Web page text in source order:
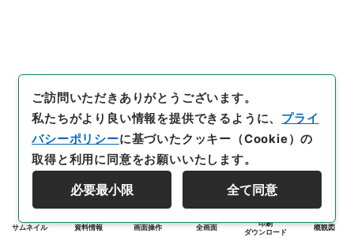
サムネイル 資料情報 画面操作 全画面
印刷
ダウンロード
概観図
ご訪問いただきありがとうございます。
私たちがより良い情報を提供できるように、 プライ
バシーポリシーに基づいたクッキー（Cookie）の
取得と利用に同意をお願いいたします。
必要最小限 全て同意